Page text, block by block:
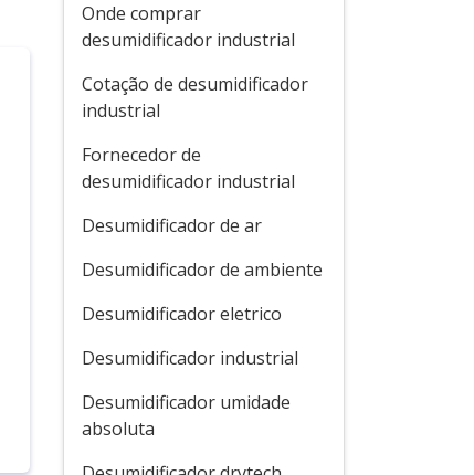
Onde comprar
desumidificador industrial
Cotação de desumidificador
industrial
Fornecedor de
desumidificador industrial
Desumidificador de ar
Desumidificador de ambiente
Desumidificador eletrico
Desumidificador industrial
Desumidificador umidade
absoluta